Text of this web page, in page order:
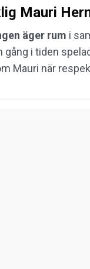
Mauri
äger rum i
gång i tiden
Mauri när